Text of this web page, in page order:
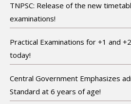
TNPSC: Release of the new
examinations!
Practical Examinations for +1 and
today!
Central Government Emphasizes
Standard at 6 years of age!